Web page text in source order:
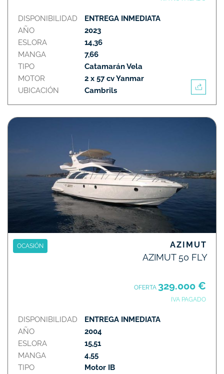
DISPONIBILIDAD
AÑO
ESLORA
MANGA
TIPO
MOTOR
UBICACIÓN
ENTREGA INMEDIATA
2023
14,36
7,66
Catamarán Vela
2 x 57 cv Yanmar
Cambrils
OCASIÓN AZIMUT
AZIMUT 50 FLY
OFERTA 329.000 €
IVA PAGADO
DISPONIBILIDAD
AÑO
ESLORA
MANGA
TIPO
ENTREGA INMEDIATA
2004
15,51
4,55
Motor IB